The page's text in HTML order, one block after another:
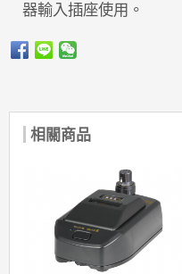
器輸入插座使用。
相關商品